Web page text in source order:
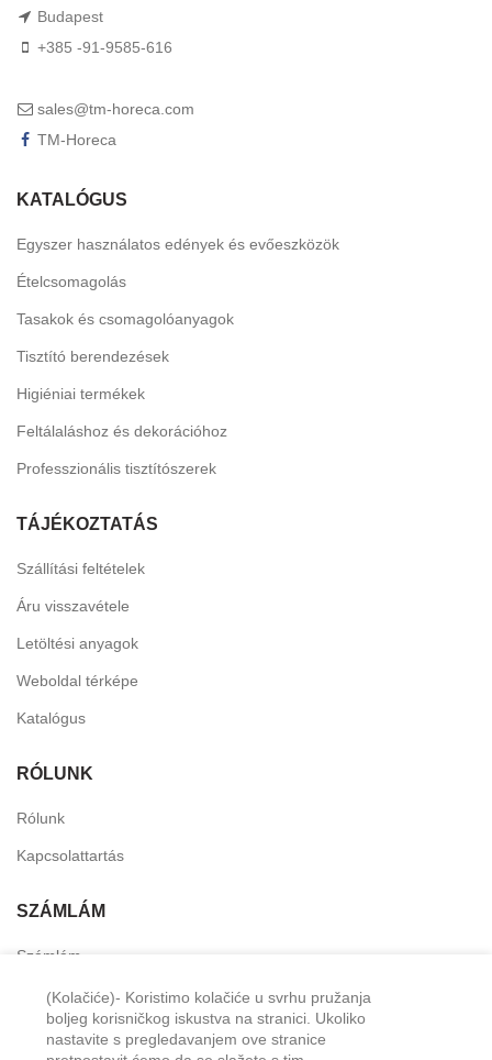
Budapest
+385 -91-9585-616
sales@tm-horeca.com
TM-Horeca
KATALÓGUS
Egyszer használatos edények és evőeszközök
Ételcsomagolás
Tasakok és csomagolóanyagok
Tisztító berendezések
Higiéniai termékek
Feltálaláshoz és dekorációhoz
Professzionális tisztítószerek
TÁJÉKOZTATÁS
Szállítási feltételek
Áru visszavétele
Letöltési anyagok
Weboldal térképe
Katalógus
RÓLUNK
Rólunk
Kapcsolattartás
SZÁMLÁM
Számlám
Személyes fiók
Kívánság lista
(Kolačiće)- Koristimo kolačiće u svrhu pružanja
boljeg korisničkog iskustva na stranici. Ukoliko
nastavite s pregledavanjem ove stranice